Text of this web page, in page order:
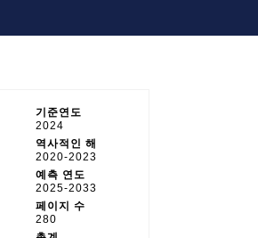
기준연도
2024
역사적인 해
2020-2023
예측 연도
2025-2033
페이지 수
280